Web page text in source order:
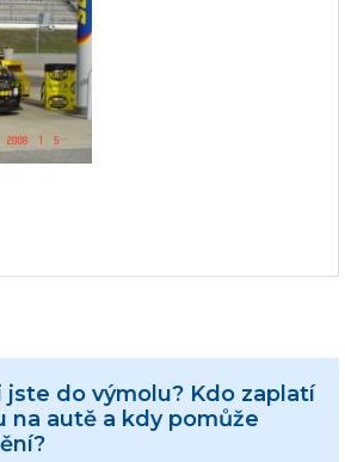
jste do výmolu? Kdo zaplatí
na autě a kdy pomůže